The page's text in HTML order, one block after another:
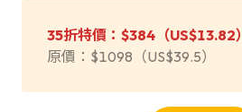
35折特價：$384（US$13.82）
原價：$1098（US$39.5）